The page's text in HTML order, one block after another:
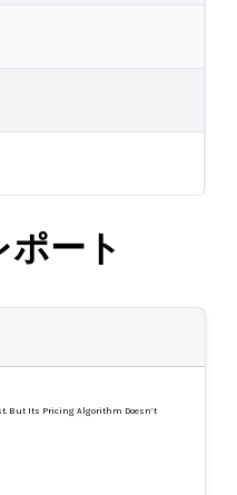
ート
But Its Pricing Algorithm Doesn’t